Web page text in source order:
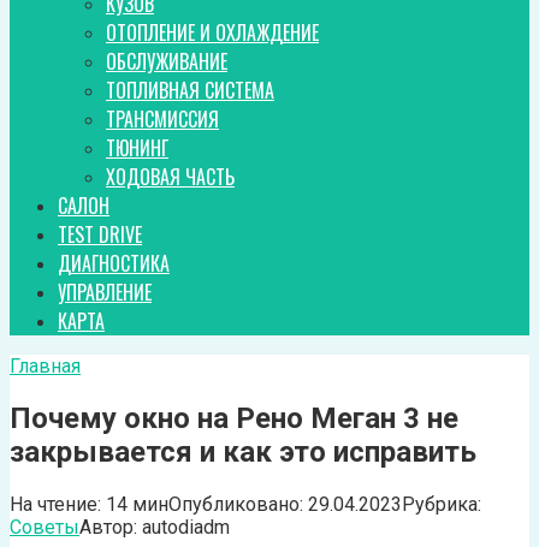
ОТОПЛЕНИЕ И ОХЛАЖДЕНИЕ
ОБСЛУЖИВАНИЕ
ТОПЛИВНАЯ СИСТЕМА
ТРАНСМИССИЯ
ТЮНИНГ
ХОДОВАЯ ЧАСТЬ
САЛОН
TEST DRIVE
ДИАГНОСТИКА
УПРАВЛЕНИЕ
КАРТА
Главная
Почему окно на Рено Меган 3 не
закрывается и как это исправить
На чтение: 14 минОпубликовано: 29.04.2023Рубрика:
СоветыАвтор: autodiadm